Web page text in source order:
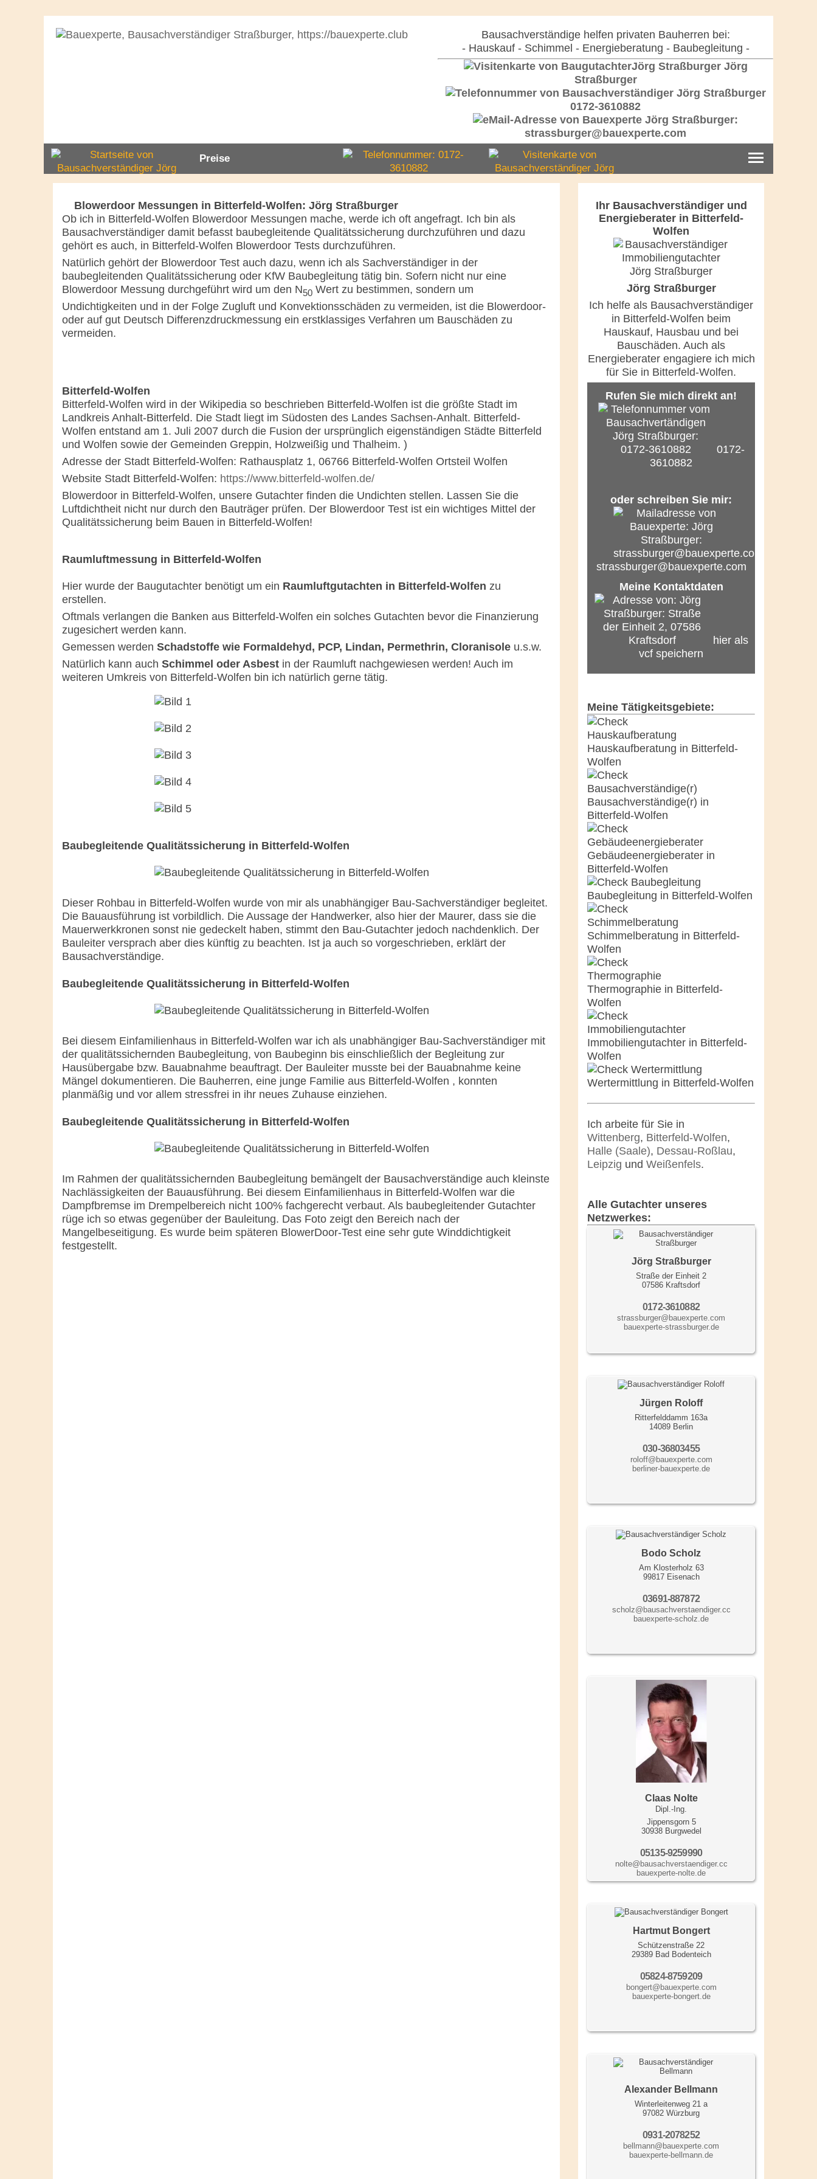
Bausachverständige helfen privaten Bauherren bei:
- Hauskauf - Schimmel - Energieberatung - Baubegleitung -
Jörg
Straßburger
0172-3610882
strassburger@bauexperte.com
Preise
Blowerdoor Messungen in Bitterfeld-Wolfen: Jörg Straßburger
Ob ich in Bitterfeld-Wolfen Blowerdoor Messungen mache, werde ich oft angefragt. Ich bin als
Bausachverständiger damit befasst baubegleitende Qualitätssicherung durchzuführen und dazu
gehört es auch, in Bitterfeld-Wolfen Blowerdoor Tests durchzuführen.
Natürlich gehört der Blowerdoor Test auch dazu, wenn ich als Sachverständiger in der
baubegleitenden Qualitätssicherung oder KfW Baubegleitung tätig bin. Sofern nicht nur eine
Blowerdoor Messung durchgeführt wird um den N50 Wert zu bestimmen, sondern um
Undichtigkeiten und in der Folge Zugluft und Konvektionsschäden zu vermeiden, ist die Blowerdoor-
oder auf gut Deutsch Differenzdruckmessung ein erstklassiges Verfahren um Bauschäden zu
vermeiden.
Bitterfeld-Wolfen
Bitterfeld-Wolfen wird in der Wikipedia so beschrieben Bitterfeld-Wolfen ist die größte Stadt im
Landkreis Anhalt-Bitterfeld. Die Stadt liegt im Südosten des Landes Sachsen-Anhalt. Bitterfeld-
Wolfen entstand am 1. Juli 2007 durch die Fusion der ursprünglich eigenständigen Städte Bitterfeld
und Wolfen sowie der Gemeinden Greppin, Holzweißig und Thalheim. )
Adresse der Stadt Bitterfeld-Wolfen: Rathausplatz 1, 06766 Bitterfeld-Wolfen Ortsteil Wolfen
Website Stadt Bitterfeld-Wolfen: https://www.bitterfeld-wolfen.de/
Blowerdoor in Bitterfeld-Wolfen, unsere Gutachter finden die Undichten stellen. Lassen Sie die
Luftdichtheit nicht nur durch den Bauträger prüfen. Der Blowerdoor Test ist ein wichtiges Mittel der
Qualitätssicherung beim Bauen in Bitterfeld-Wolfen!
Raumluftmessung in Bitterfeld-Wolfen
Hier wurde der Baugutachter benötigt um ein Raumluftgutachten in Bitterfeld-Wolfen zu
erstellen.
Oftmals verlangen die Banken aus Bitterfeld-Wolfen ein solches Gutachten bevor die Finanzierung
zugesichert werden kann.
Gemessen werden Schadstoffe wie Formaldehyd, PCP, Lindan, Permethrin, Cloranisole u.s.w.
Natürlich kann auch Schimmel oder Asbest in der Raumluft nachgewiesen werden! Auch im
weiteren Umkreis von Bitterfeld-Wolfen bin ich natürlich gerne tätig.
Baubegleitende Qualitätssicherung in Bitterfeld-Wolfen
Dieser Rohbau in Bitterfeld-Wolfen wurde von mir als unabhängiger Bau-Sachverständiger begleitet.
Die Bauausführung ist vorbildlich. Die Aussage der Handwerker, also hier der Maurer, dass sie die
Mauerwerkkronen sonst nie gedeckelt haben, stimmt den Bau-Gutachter jedoch nachdenklich. Der
Bauleiter versprach aber dies künftig zu beachten. Ist ja auch so vorgeschrieben, erklärt der
Bausachverständige.
Baubegleitende Qualitätssicherung in Bitterfeld-Wolfen
Bei diesem Einfamilienhaus in Bitterfeld-Wolfen war ich als unabhängiger Bau-Sachverständiger mit
der qualitätssichernden Baubegleitung, von Baubeginn bis einschließlich der Begleitung zur
Hausübergabe bzw. Bauabnahme beauftragt. Der Bauleiter musste bei der Bauabnahme keine
Mängel dokumentieren. Die Bauherren, eine junge Familie aus Bitterfeld-Wolfen , konnten
planmäßig und vor allem stressfrei in ihr neues Zuhause einziehen.
Baubegleitende Qualitätssicherung in Bitterfeld-Wolfen
Im Rahmen der qualitätssichernden Baubegleitung bemängelt der Bausachverständige auch kleinste
Nachlässigkeiten der Bauausführung. Bei diesem Einfamilienhaus in Bitterfeld-Wolfen war die
Dampfbremse im Drempelbereich nicht 100% fachgerecht verbaut. Als baubegleitender Gutachter
rüge ich so etwas gegenüber der Bauleitung. Das Foto zeigt den Bereich nach der
Mangelbeseitigung. Es wurde beim späteren BlowerDoor-Test eine sehr gute Winddichtigkeit
festgestellt.
Ihr Bausachverständiger und
Energieberater in Bitterfeld-
Wolfen
Jörg Straßburger
Ich helfe als Bausachverständiger
in Bitterfeld-Wolfen beim
Hauskauf, Hausbau und bei
Bauschäden. Auch als
Energieberater engagiere ich mich
für Sie in Bitterfeld-Wolfen.
Rufen Sie mich direkt an!
0172-
3610882
oder schreiben Sie mir:
strassburger@bauexperte.com
Meine Kontaktdaten
hier als
vcf speichern
Meine Tätigkeitsgebiete:
Hauskaufberatung in Bitterfeld-
Wolfen
Bausachverständige(r) in
Bitterfeld-Wolfen
Gebäudeenergieberater in
Bitterfeld-Wolfen
Baubegleitung in Bitterfeld-Wolfen
Schimmelberatung in Bitterfeld-
Wolfen
Thermographie in Bitterfeld-
Wolfen
Immobiliengutachter in Bitterfeld-
Wolfen
Wertermittlung in Bitterfeld-Wolfen
Ich arbeite für Sie in
Wittenberg, Bitterfeld-Wolfen,
Halle (Saale), Dessau-Roßlau,
Leipzig und Weißenfels.
Alle Gutachter unseres
Netzwerkes:
Jörg Straßburger
Straße der Einheit 2
07586 Kraftsdorf
0172-3610882
strassburger@bauexperte.com
bauexperte-strassburger.de
Jürgen Roloff
Ritterfelddamm 163a
14089 Berlin
030-36803455
roloff@bauexperte.com
berliner-bauexperte.de
Bodo Scholz
Am Klosterholz 63
99817 Eisenach
03691-887872
scholz@bausachverstaendiger.cc
bauexperte-scholz.de
Claas Nolte
Dipl.-Ing.
Jippensgorn 5
30938 Burgwedel
05135-9259990
nolte@bausachverstaendiger.cc
bauexperte-nolte.de
Hartmut Bongert
Schützenstraße 22
29389 Bad Bodenteich
05824-8759209
bongert@bauexperte.com
bauexperte-bongert.de
Alexander Bellmann
Winterleitenweg 21 a
97082 Würzburg
0931-2078252
bellmann@bauexperte.com
bauexperte-bellmann.de